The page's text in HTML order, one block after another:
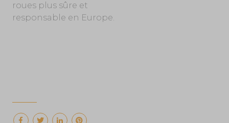
roues plus sûre et
responsable en Europe.